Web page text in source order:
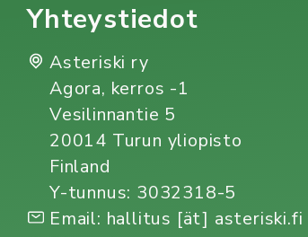
Yhteystiedot
Asteriski ry
Agora, kerros -1
Vesilinnantie 5
20014 Turun yliopisto
Finland
Y-tunnus: 3032318-5
Email: hallitus [ät] asteriski.fi